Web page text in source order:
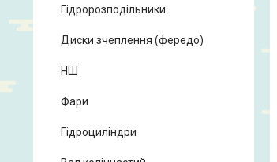
Гідророзподільники
Диски зчеплення (фередо)
НШ
Фари
Гідроциліндри